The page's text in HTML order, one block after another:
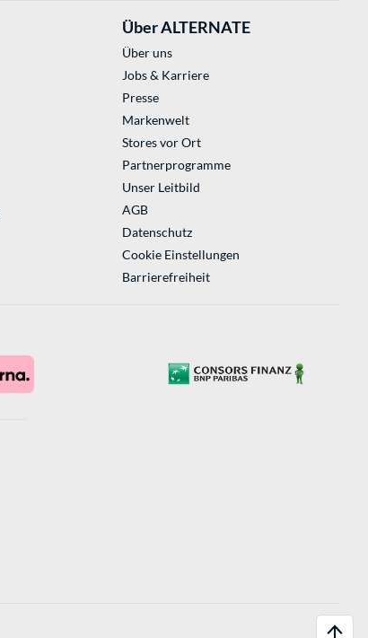
Über ALTERNATE
Über uns
Jobs & Karriere
Presse
Markenwelt
Stores vor Ort
Partnerprogramme
Unser Leitbild
AGB
Datenschutz
Cookie Einstellungen
Barrierefreiheit